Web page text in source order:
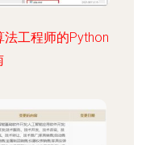
工程师的Python